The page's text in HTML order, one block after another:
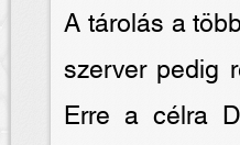
A tárolás a
szerver pedig
Erre a célra